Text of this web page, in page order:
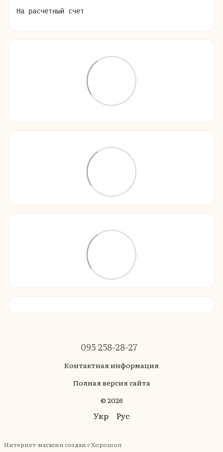
На расчетный счет
095 258-28-27
Контактная информация
Полная версия сайта
© 2026
Укр Рус
Интернет-магазин создан с Хорошоп